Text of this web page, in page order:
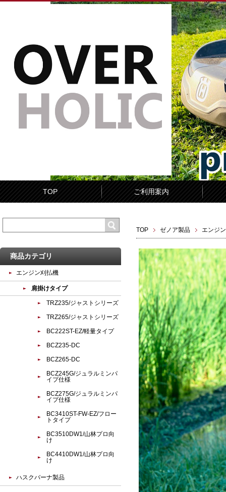
TOP ご利用案内
TOP ゼノア製品 エンジ
商品カテゴリ
エンジン刈払機
肩掛けタイプ
TRZ235/ジャストシリーズ
TRZ265/ジャストシリーズ
BC222ST-EZ/軽量タイプ
BCZ235-DC
BCZ265-DC
BCZ245G/ジュラルミンパ
イプ仕様
BCZ275G/ジュラルミンパ
イプ仕様
BC3410ST-FW-EZ/フロー
トタイプ
BC3510DW1/山林プロ向
け
BC4410DW1/山林プロ向
け
ハスクバーナ製品